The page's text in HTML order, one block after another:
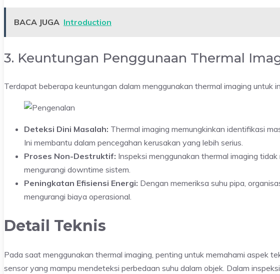
BACA JUGA Introduction
3. Keuntungan Penggunaan Thermal
Terdapat beberapa keuntungan dalam menggunakan thermal imaging untuk
Deteksi Dini Masalah: Thermal imaging memungkinkan identifikasi
Ini membantu dalam pencegahan kerusakan yang lebih serius.
Proses Non-Destruktif: Inspeksi menggunakan thermal imaging
mengurangi downtime sistem.
Peningkatan Efisiensi Energi: Dengan memeriksa suhu pipa,
mengurangi biaya operasional.
Detail Teknis
Pada saat menggunakan thermal imaging, penting untuk memahami aspek
sensor yang mampu mendeteksi perbedaan suhu dalam objek. Dalam